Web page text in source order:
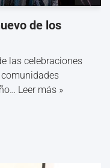
de los
las celebraciones
Leer más »